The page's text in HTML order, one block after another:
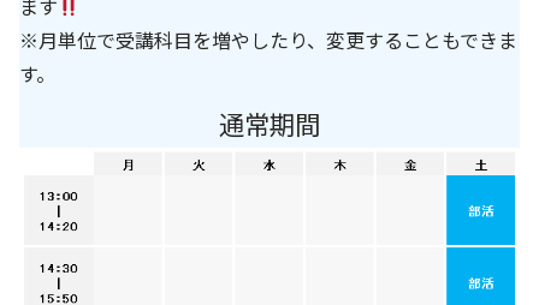
ます
※月単位で受講科目を増やしたり、変更することもできま
す。
通常期間